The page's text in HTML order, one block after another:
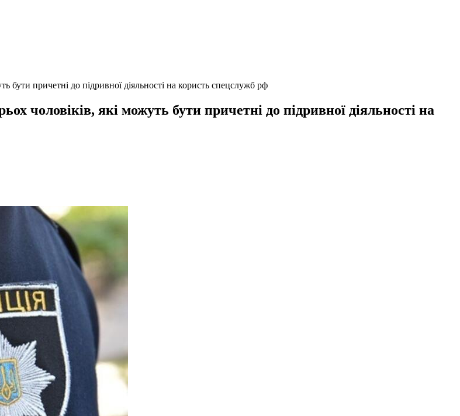
бути причетні до підривної діяльності на користь спецслужб рф
чоловіків, які можуть бути причетні до підривної діяльності на